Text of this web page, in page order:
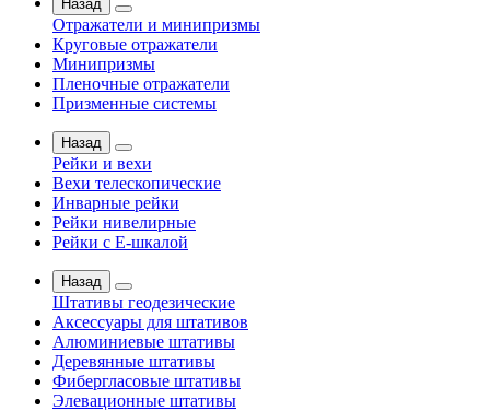
Назад
Отражатели и минипризмы
Круговые отражатели
Минипризмы
Пленочные отражатели
Призменные системы
Назад
Рейки и вехи
Вехи телескопические
Инварные рейки
Рейки нивелирные
Рейки с Е-шкалой
Назад
Штативы геодезические
Аксессуары для штативов
Алюминиевые штативы
Деревянные штативы
Фибергласовые штативы
Элевационные штативы